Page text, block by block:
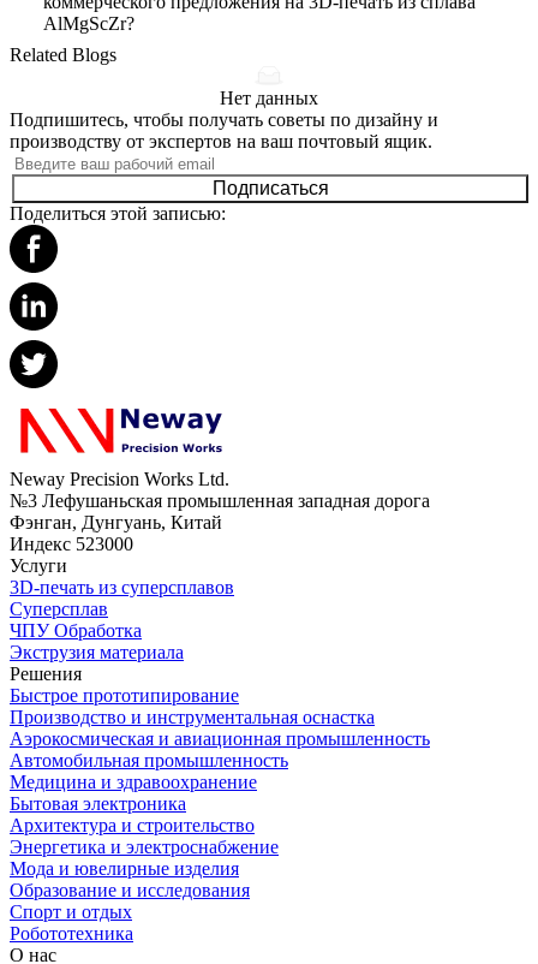
AlMgScZr?
Related Blogs
Нет данных
Подпишитесь, чтобы получать советы по дизайну и
производству от экспертов на ваш почтовый ящик.
Подписаться
Поделиться этой записью:
Neway Precision Works Ltd.
№3 Лефушаньская промышленная западная дорога
Фэнган, Дунгуань, Китай
Индекс 523000
Услуги
3D-печать из суперсплавов
Суперсплав
ЧПУ Обработка
Экструзия материала
Решения
Быстрое прототипирование
Производство и инструментальная оснастка
Аэрокосмическая и авиационная промышленность
Автомобильная промышленность
Медицина и здравоохранение
Бытовая электроника
Архитектура и строительство
Энергетика и электроснабжение
Мода и ювелирные изделия
Образование и исследования
Спорт и отдых
Робототехника
О нас